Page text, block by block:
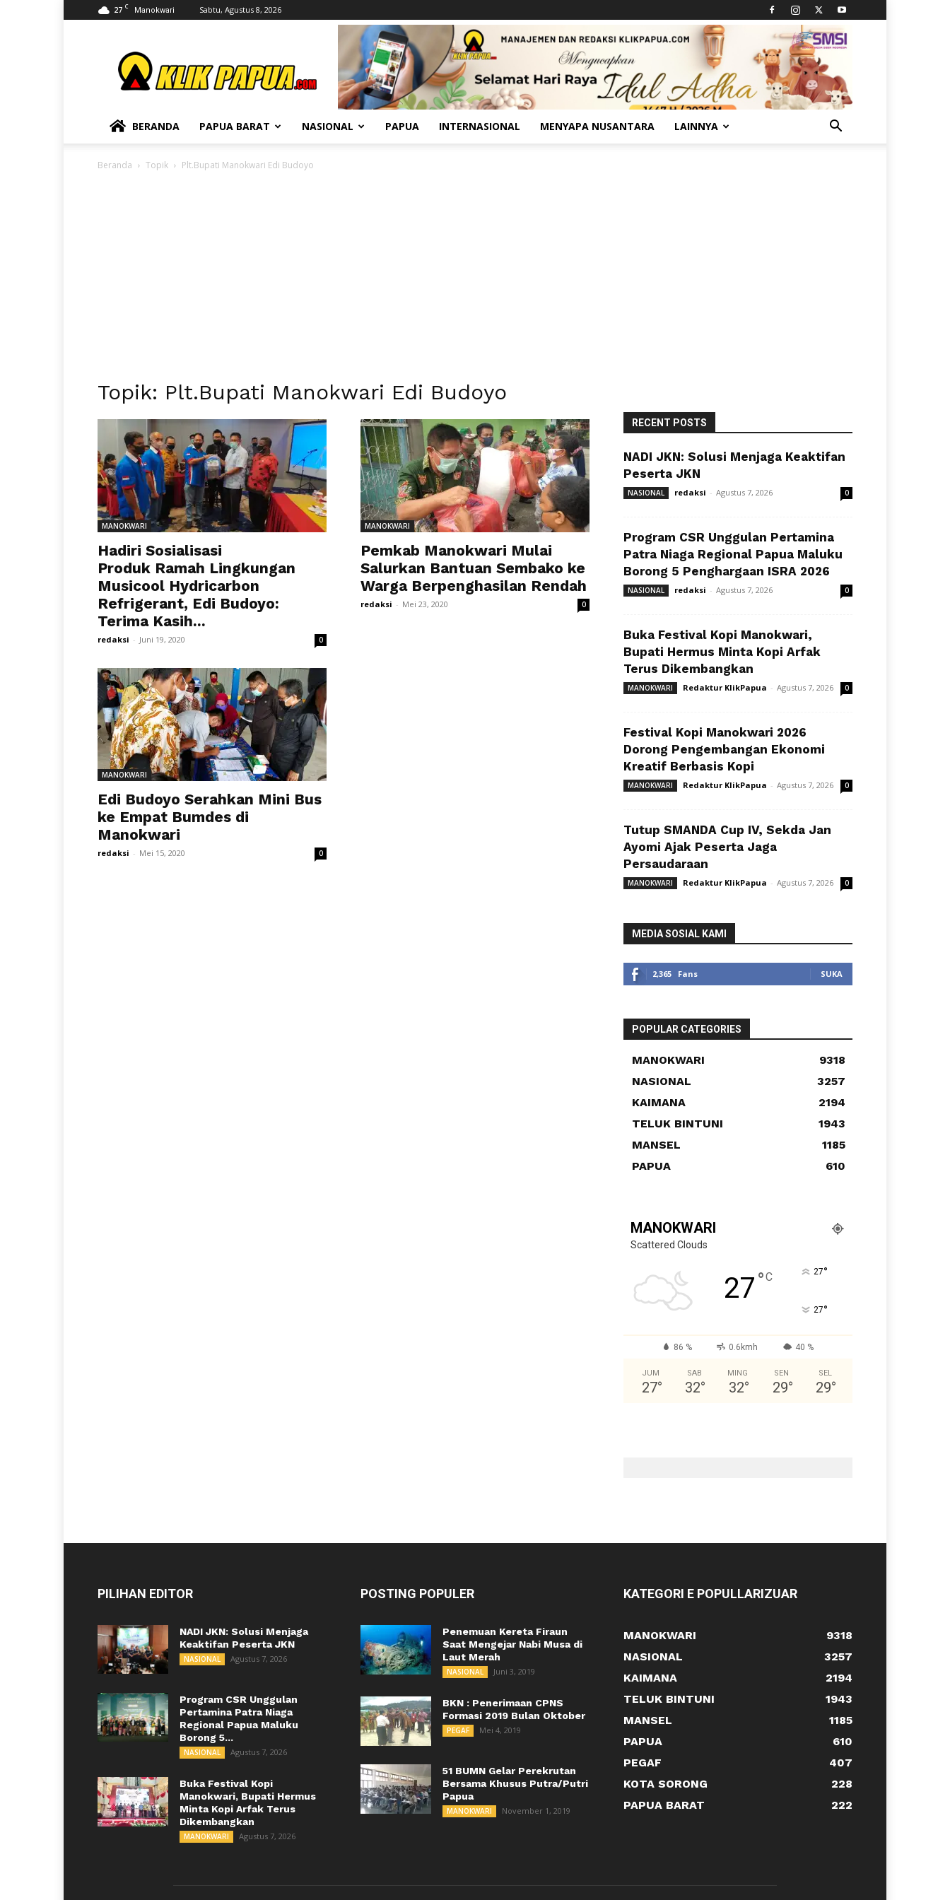
27 C Manokwari Sabtu, Agustus 8, 2026
BERANDA PAPUA BARAT NASIONAL PAPUA INTERNASIONAL MENYAPA NUSANTARA LAINNYA
Beranda Topik Plt.Bupati Manokwari Edi Budoyo
Topik: Plt.Bupati Manokwari Edi Budoyo
MANOKWARI
Hadiri Sosialisasi
Produk Ramah Lingkungan
Musicool Hydricarbon
Refrigerant, Edi Budoyo:
Terima Kasih...
redaksi - Juni 19, 2020 0
MANOKWARI
Pemkab Manokwari Mulai
Salurkan Bantuan Sembako ke
Warga Berpenghasilan Rendah
redaksi - Mei 23, 2020 0
MANOKWARI
Edi Budoyo Serahkan Mini Bus
ke Empat Bumdes di
Manokwari
redaksi - Mei 15, 2020 0
RECENT POSTS
NADI JKN: Solusi Menjaga Keaktifan
Peserta JKN
NASIONAL redaksi - Agustus 7, 2026 0
Program CSR Unggulan Pertamina
Patra Niaga Regional Papua Maluku
Borong 5 Penghargaan ISRA 2026
NASIONAL redaksi - Agustus 7, 2026 0
Buka Festival Kopi Manokwari,
Bupati Hermus Minta Kopi Arfak
Terus Dikembangkan
MANOKWARI Redaktur KlikPapua - Agustus 7, 2026 0
Festival Kopi Manokwari 2026
Dorong Pengembangan Ekonomi
Kreatif Berbasis Kopi
MANOKWARI Redaktur KlikPapua - Agustus 7, 2026 0
Tutup SMANDA Cup IV, Sekda Jan
Ayomi Ajak Peserta Jaga
Persaudaraan
MANOKWARI Redaktur KlikPapua - Agustus 7, 2026 0
MEDIA SOSIAL KAMI
2,365 Fans SUKA
POPULAR CATEGORIES
MANOKWARI
9318
NASIONAL
3257
KAIMANA
2194
TELUK BINTUNI
1943
MANSEL
1185
PAPUA
610
MANOKWARI
Scattered Clouds
27°C 27°
27°
86 % 0.6kmh 40 %
JUM
27°
SAB
32°
MING
32°
SEN
29°
SEL
29°
PILIHAN EDITOR
NADI JKN: Solusi Menjaga
Keaktifan Peserta JKN
NASIONAL Agustus 7, 2026
Program CSR Unggulan
Pertamina Patra Niaga
Regional Papua Maluku
Borong 5...
NASIONAL Agustus 7, 2026
Buka Festival Kopi
Manokwari, Bupati Hermus
Minta Kopi Arfak Terus
Dikembangkan
MANOKWARI Agustus 7, 2026
POSTING POPULER
Penemuan Kereta Firaun
Saat Mengejar Nabi Musa di
Laut Merah
NASIONAL Juni 3, 2019
BKN : Penerimaan CPNS
Formasi 2019 Bulan Oktober
PEGAF Mei 4, 2019
51 BUMN Gelar Perekrutan
Bersama Khusus Putra/Putri
Papua
MANOKWARI November 1, 2019
KATEGORI E POPULLARIZUAR
MANOKWARI
9318
NASIONAL
3257
KAIMANA
2194
TELUK BINTUNI
1943
MANSEL
1185
PAPUA
610
PEGAF
407
KOTA SORONG
228
PAPUA BARAT
222